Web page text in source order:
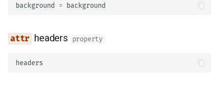
background = background
headers property
headers